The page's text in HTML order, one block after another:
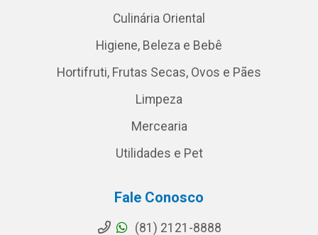
Culinária Oriental
Higiene, Beleza e Bebê
Hortifruti, Frutas Secas, Ovos e Pães
Limpeza
Mercearia
Utilidades e Pet
Fale Conosco
(81) 2121-8888